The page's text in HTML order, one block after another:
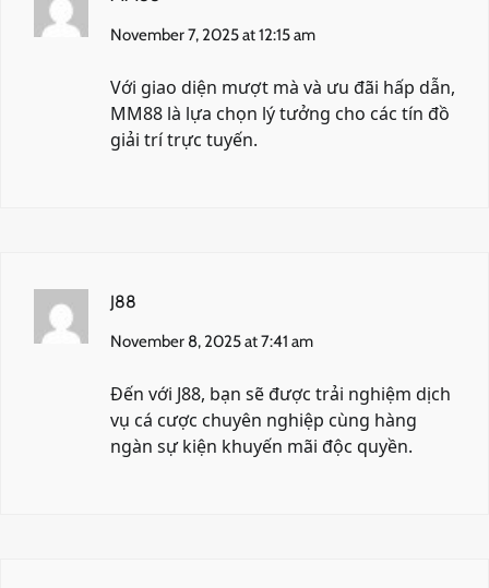
November 7, 2025 at 12:15 am
Với giao diện mượt mà và ưu đãi hấp dẫn,
MM88 là lựa chọn lý tưởng cho các tín đồ
giải trí trực tuyến.
J88
November 8, 2025 at 7:41 am
Đến với J88, bạn sẽ được trải nghiệm dịch
vụ cá cược chuyên nghiệp cùng hàng
ngàn sự kiện khuyến mãi độc quyền.